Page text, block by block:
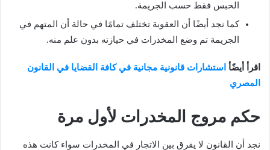
الحبس فقط حسب الجريمة.
كما نجد أيضًا أن العقوبة تختلف تمامًا في حالة أن المتهم في
الجريمة تم وضع المخدرات في حيازته بدون علم منه.
اقرأ أيضًأ
استشارات قانونية مجانية في كافة القضايا في القانون
المصري
حكم مروج المخدرات لأول مرة
نجد أن القانون لا يفرق بين الاتجار في المخدرات سواء كانت هذه